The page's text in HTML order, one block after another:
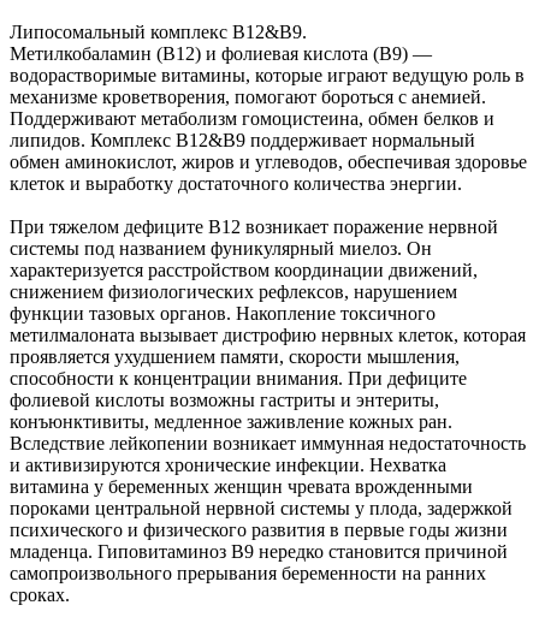
Липосомальный комплекс B12&B9.
Метилкобаламин (В12) и фолиевая кислота (В9) —
водорастворимые витамины, которые играют ведущую роль в
механизме кроветворения, помогают бороться с анемией.
Поддерживают метаболизм гомоцистеина, обмен белков и
липидов. Комплекс B12&B9 поддерживает нормальный
обмен аминокислот, жиров и углеводов, обеспечивая здоровье
клеток и выработку достаточного количества энергии.
При тяжелом дефиците В12 возникает поражение нервной
системы под названием фуникулярный миелоз. Он
характеризуется расстройством координации движений,
снижением физиологических рефлексов, нарушением
функции тазовых органов. Накопление токсичного
метилмалоната вызывает дистрофию нервных клеток, которая
проявляется ухудшением памяти, скорости мышления,
способности к концентрации внимания. При дефиците
фолиевой кислоты возможны гастриты и энтериты,
конъюнктивиты, медленное заживление кожных ран.
Вследствие лейкопении возникает иммунная недостаточность
и активизируются хронические инфекции. Нехватка
витамина у беременных женщин чревата врожденными
пороками центральной нервной системы у плода, задержкой
психического и физического развития в первые годы жизни
младенца. Гиповитаминоз В9 нередко становится причиной
самопроизвольного прерывания беременности на ранних
сроках.